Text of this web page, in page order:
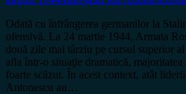
Odată cu înfrângerea germanilor la
ofensivă. La 24 martie 1944, Armata
două zile mai târziu pe cursul superior
afla într-o situaţie dramatică,
foarte scăzut. În acest context, atât
Antonescu au…